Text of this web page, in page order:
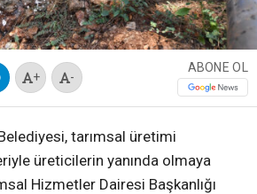
+ -
ABONE OL
tarımsal üretimi
üreticilerin yanında olmaya
Hizmetler Dairesi Başkanlığı